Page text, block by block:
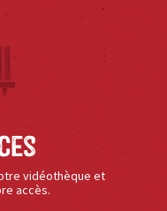
vidéothèque et
accès.